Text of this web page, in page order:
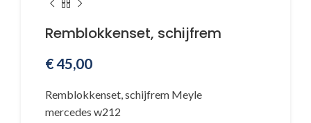
Remblokkenset, schijfrem
€45,00
Remblokkenset, schijfrem Meyle
mercedes w212